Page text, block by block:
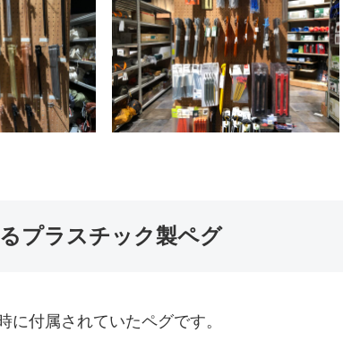
プラスチック製ペグ
に付属されていたペグです。